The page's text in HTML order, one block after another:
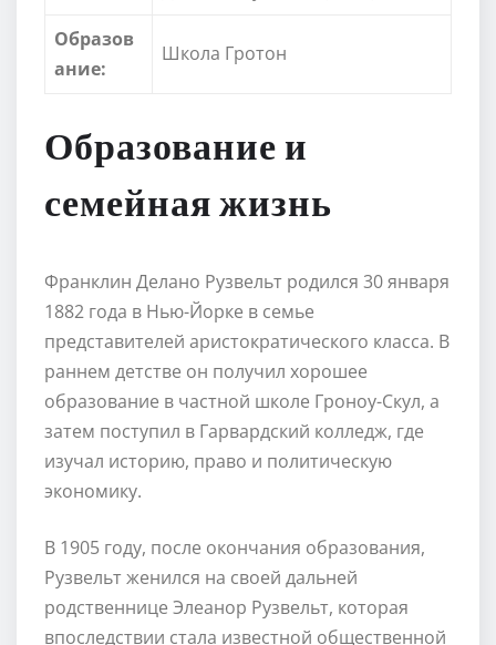
Образов
ание:
Школа Гротон
Образование и
семейная жизнь
Франклин Делано Рузвельт родился 30 января
1882 года в Нью-Йорке в семье
представителей аристократического класса. В
раннем детстве он получил хорошее
образование в частной школе Гроноу-Скул, а
затем поступил в Гарвардский колледж, где
изучал историю, право и политическую
экономику.
В 1905 году, после окончания образования,
Рузвельт женился на своей дальней
родственнице Элеанор Рузвельт, которая
впоследствии стала известной общественной